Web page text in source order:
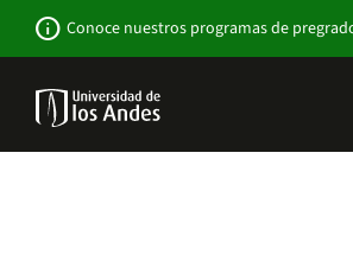
contenido
info Conoce nuestros programas de
Navbar